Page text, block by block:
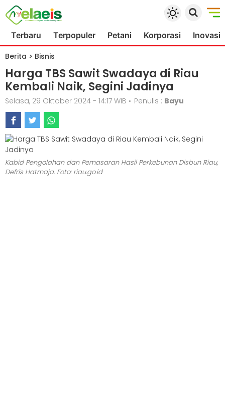
Terbaru Terpopuler Petani Korporasi Inovasi
Berita > Bisnis
Harga TBS Sawit Swadaya di Riau
Kembali Naik, Segini Jadinya
Selasa, 29 Oktober 2024 - 14:17 WIB • Penulis : Bayu
Kabid Pengolahan dan Pemasaran Hasil Perkebunan Disbun Riau,
Defris Hatmaja. Foto: riau.go.id